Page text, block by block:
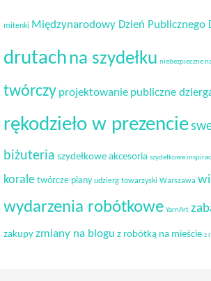
mitenki Międzynarodowy Dzień Publicznego
drutachna szydełku niebezpieczne
twórczy projektowanie publiczne
rękodzieło w prezencie
biżuteria szydełkowe akcesoria szydełkowe
korale twórcze plany udzierg towarzyski Warszawa
wydarzenia robótkowe YarnArt
zakupy zmiany na blogu z robótką na mieście z